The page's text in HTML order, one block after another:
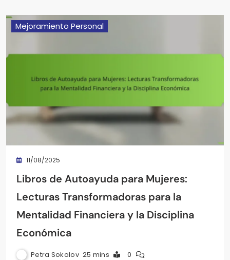
Mejoramiento Personal
11/08/2025
Libros de Autoayuda para Mujeres:
Lecturas Transformadoras para la
Mentalidad Financiera y la Disciplina
Económica
Petra Sokolov 25 mins 0